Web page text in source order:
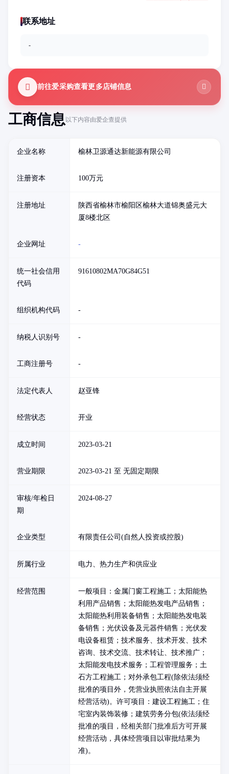
工商信息以下内容由爱企查提供
企业名称 榆林卫源通达新能源有限公司
注册资本 100万元
注册地址
陕西省榆林市榆阳区榆林大道锦奥盛元大
厦8楼北区
企业网址 -
统一社会信用
代码
91610802MA70G84G51
组织机构代码 -
纳税人识别号 -
工商注册号 -
法定代表人 赵亚锋
经营状态 开业
成立时间 2023-03-21
营业期限 2023-03-21 至 无固定期限
审核/年检日
期
2024-08-27
企业类型 有限责任公司(自然人投资或控股)
所属行业 电力、热力生产和供应业
经营范围
一般项目：金属门窗工程施工；太阳能热
利用产品销售；太阳能热发电产品销售；
太阳能热利用装备销售；太阳能热发电装
备销售；光伏设备及元器件销售；光伏发
电设备租赁；技术服务、技术开发、技术
咨询、技术交流、技术转让、技术推广；
太阳能发电技术服务；工程管理服务；土
石方工程施工；对外承包工程(除依法须经
批准的项目外，凭营业执照依法自主开展
经营活动)。许可项目：建设工程施工；住
宅室内装饰装修；建筑劳务分包(依法须经
批准的项目，经相关部门批准后方可开展
经营活动，具体经营项目以审批结果为
准)。
联系地址
-
前往爱采购查看更多店铺信息